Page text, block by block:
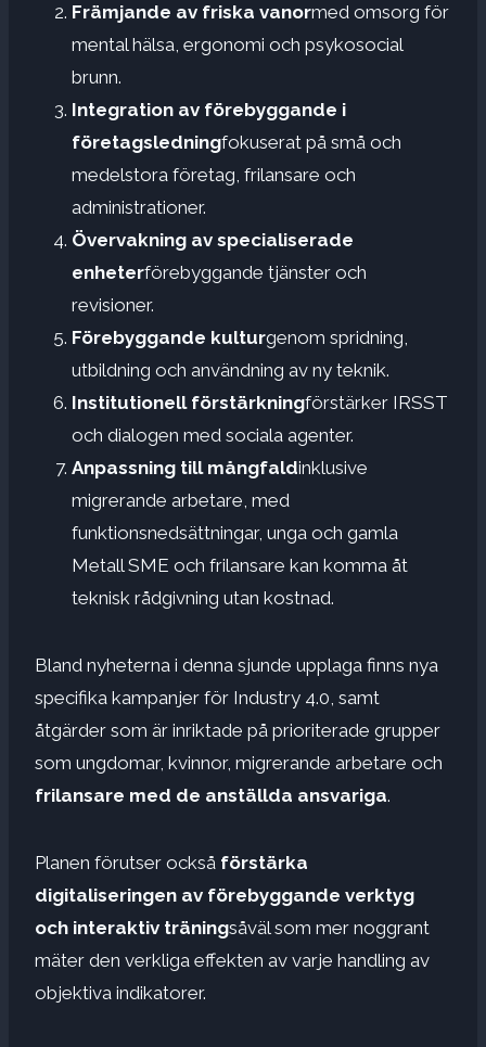
Främjande av friska vanormed omsorg för
mental hälsa, ergonomi och psykosocial
brunn.
Integration av förebyggande i
företagsledningfokuserat på små och
medelstora företag, frilansare och
administrationer.
Övervakning av specialiserade
enheterförebyggande tjänster och
revisioner.
Förebyggande kulturgenom spridning,
utbildning och användning av ny teknik.
Institutionell förstärkningförstärker IRSST
och dialogen med sociala agenter.
Anpassning till mångfaldinklusive
migrerande arbetare, med
funktionsnedsättningar, unga och gamla
Metall SME och frilansare kan komma åt
teknisk rådgivning utan kostnad.
Bland nyheterna i denna sjunde upplaga finns nya
specifika kampanjer för Industry 4.0, samt
åtgärder som är inriktade på prioriterade grupper
som ungdomar, kvinnor, migrerande arbetare och
frilansare med de anställda ansvariga.
Planen förutser också förstärka
digitaliseringen av förebyggande verktyg
och interaktiv träningsåväl som mer noggrant
mäter den verkliga effekten av varje handling av
objektiva indikatorer.